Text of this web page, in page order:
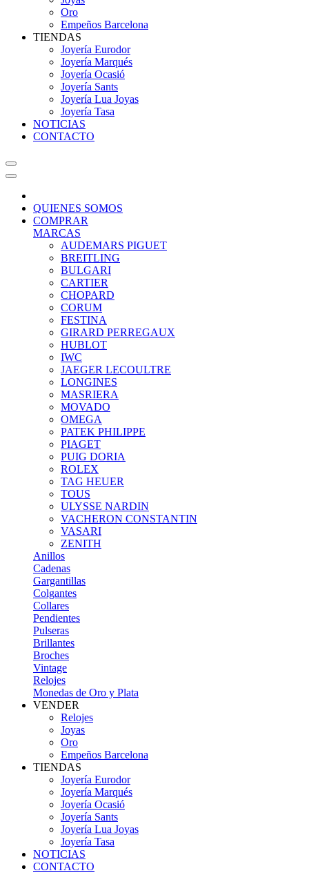
Oro
Empeños Barcelona
TIENDAS
Joyería Eurodor
Joyería Marqués
Joyería Ocasió
Joyería Sants
Joyería Lua Joyas
Joyería Tasa
NOTICIAS
CONTACTO
QUIENES SOMOS
COMPRAR
MARCAS
AUDEMARS PIGUET
BREITLING
BULGARI
CARTIER
CHOPARD
CORUM
FESTINA
GIRARD PERREGAUX
HUBLOT
IWC
JAEGER LECOULTRE
LONGINES
MASRIERA
MOVADO
OMEGA
PATEK PHILIPPE
PIAGET
PUIG DORIA
ROLEX
TAG HEUER
TOUS
ULYSSE NARDIN
VACHERON CONSTANTIN
VASARI
ZENITH
Anillos
Cadenas
Gargantillas
Colgantes
Collares
Pendientes
Pulseras
Brillantes
Broches
Vintage
Relojes
Monedas de Oro y Plata
VENDER
Relojes
Joyas
Oro
Empeños Barcelona
TIENDAS
Joyería Eurodor
Joyería Marqués
Joyería Ocasió
Joyería Sants
Joyería Lua Joyas
Joyería Tasa
NOTICIAS
CONTACTO